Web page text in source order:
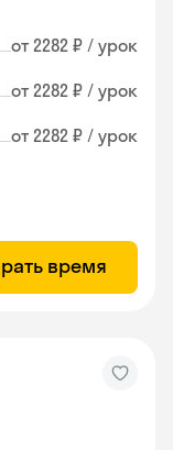
от 2282 ₽ / урок
от 2282 ₽ / урок
от 2282 ₽ / урок
время